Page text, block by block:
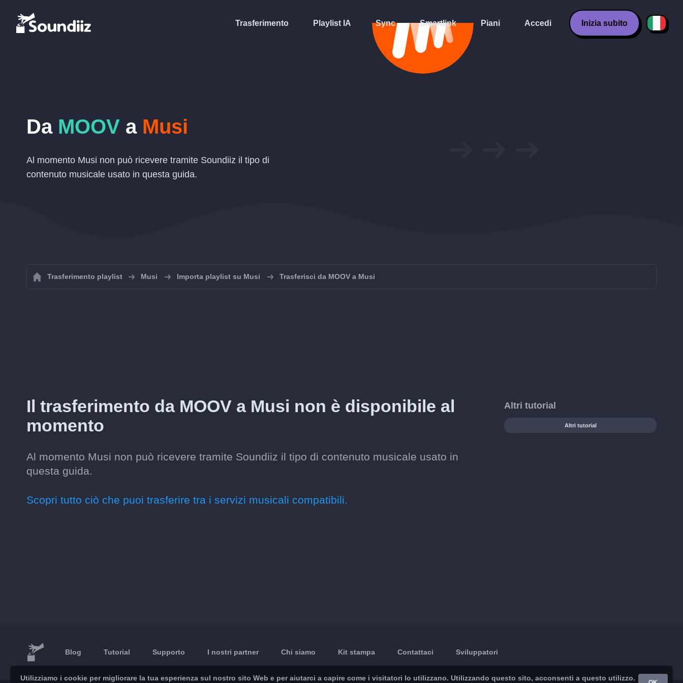
Trasferimento Playlist IA Sync Smartlink Piani Accedi Inizia subito
Da MOOV a Musi
Al momento Musi non può ricevere tramite Soundiiz il tipo di
contenuto musicale usato in questa guida.
Trasferimento playlist Musi Importa playlist su Musi Trasferisci da MOOV a Musi
Il trasferimento da MOOV a Musi non è disponibile al
momento
Al momento Musi non può ricevere tramite Soundiiz il tipo di contenuto musicale usato in
questa guida.
Scopri tutto ciò che puoi trasferire tra i servizi musicali compatibili.
Altri tutorial
Altri tutorial
Blog Tutorial Supporto I nostri partner Chi siamo Kit stampa Contattaci Sviluppatori
Utilizziamo i cookie per migliorare la tua esperienza sul nostro sito Web e per aiutarci a capire come i visitatori lo utilizzano. Utilizzando questo sito, acconsenti a questo utilizzo.